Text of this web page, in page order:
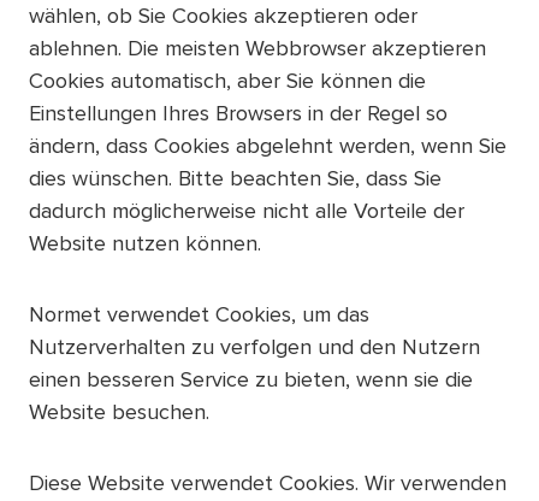
wählen, ob Sie Cookies akzeptieren oder
ablehnen. Die meisten Webbrowser akzeptieren
Cookies automatisch, aber Sie können die
Einstellungen Ihres Browsers in der Regel so
ändern, dass Cookies abgelehnt werden, wenn Sie
dies wünschen. Bitte beachten Sie, dass Sie
dadurch möglicherweise nicht alle Vorteile der
Website nutzen können.
Normet verwendet Cookies, um das
Nutzerverhalten zu verfolgen und den Nutzern
einen besseren Service zu bieten, wenn sie die
Website besuchen.
Diese Website verwendet Cookies. Wir verwenden